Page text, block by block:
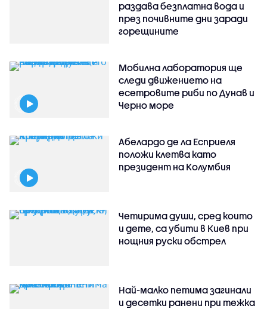
раздава безплатна вода и
през почивните дни заради
горещините
Мобилна лаборатория ще
следи движението на
есетровите риби по Дунав и
Черно море
Абелардо де ла Есприеля
положи клетва като
президент на Колумбия
Четирима души, сред които
и дете, са убити в Киев при
нощния руски обстрел
Най-малко петима загинали
и десетки ранени при тежка